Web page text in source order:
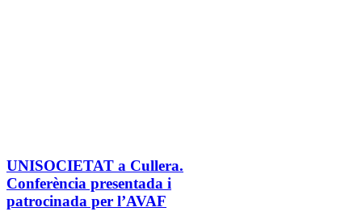
UNISOCIETAT a Cullera.
Conferència presentada i
patrocinada per l’AVAF